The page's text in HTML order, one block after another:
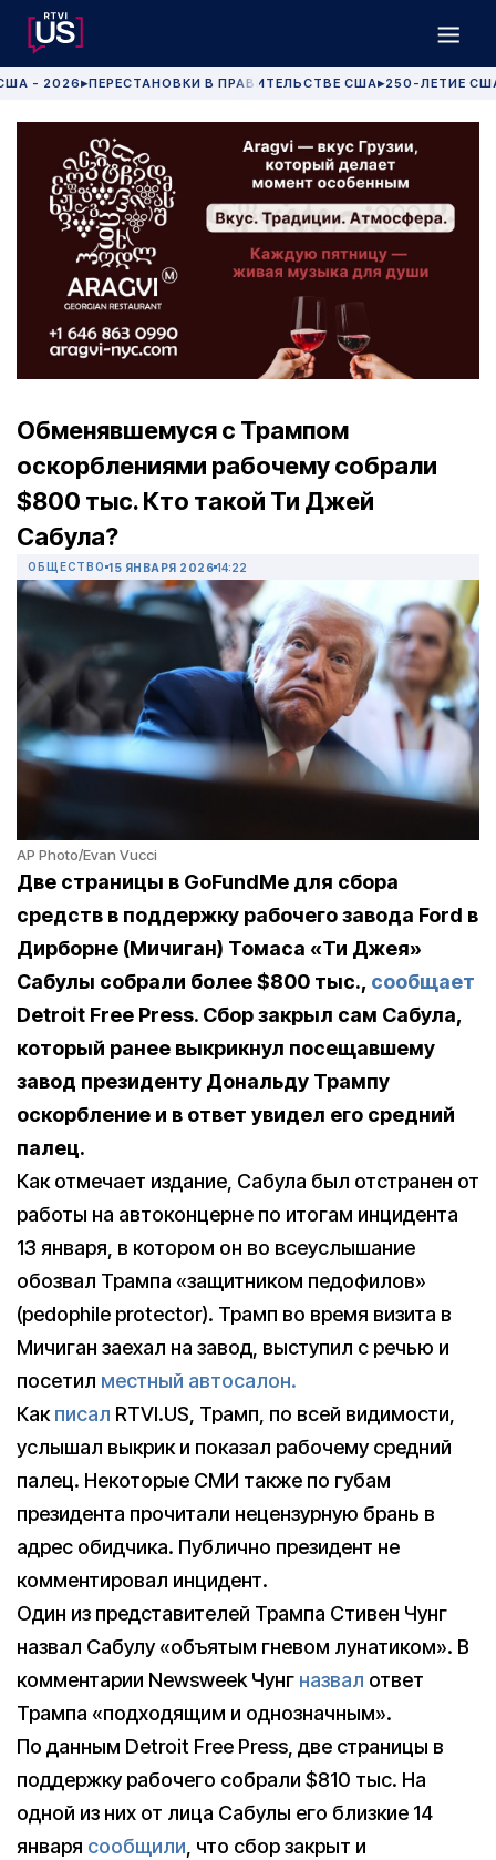
- 2026 ▶ПЕРЕСТАНОВКИ В ПРАВИТЕЛЬСТВЕ США▶250-ЛЕТИЕ
Обменявшемуся с Трампом
оскорблениями рабочему собрали
$800 тыс. Кто такой Ти Джей
Сабула?
ОБЩЕСТВО 15 ЯНВАРЯ 2026 14:22
AP Photo/Evan Vucci
Две страницы в GoFundMe для сбора
средств в поддержку рабочего завода Ford в
Дирборне (Мичиган) Томаса «Ти Джея»
Сабулы собрали более $800 тыс., сообщает
Detroit Free Press. Сбор закрыл сам Сабула,
который ранее выкрикнул посещавшему
завод президенту Дональду Трампу
оскорбление и в ответ увидел его средний
палец.
Как отмечает издание, Сабула был отстранен от
работы на автоконцерне по итогам инцидента
13 января, в котором он во всеуслышание
обозвал Трампа «защитником педофилов»
(pedophile protector). Трамп во время визита в
Мичиган заехал на завод, выступил с речью и
посетил местный автосалон.
Какписал RTVI.US, Трамп, по всей видимости,
услышал выкрик и показал рабочему средний
палец. Некоторые СМИ также по губам
президента прочитали нецензурную брань в
адрес обидчика. Публично президент не
комментировал инцидент.
Один из представителей Трампа Стивен Чунг
назвал Сабулу «объятым гневом лунатиком». В
комментарии Newsweek Чунг назвал ответ
Трампа «подходящим и однозначным».
По данным Detroit Free Press, две страницы в
поддержку рабочего собрали $810 тыс. На
одной из них от лица Сабулы его близкие 14
января сообщили , что сбор закрыт и